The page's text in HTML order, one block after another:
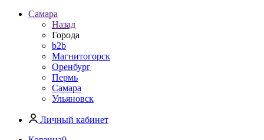
Самара
Назад
Города
b2b
Магнитогорск
Оренбург
Пермь
Самара
Ульяновск
Личный кабинет